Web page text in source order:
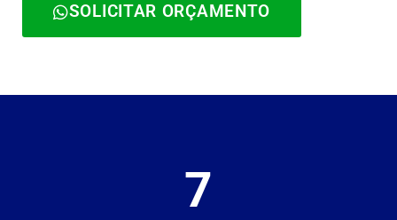
SOLICITAR ORÇAMENTO
7